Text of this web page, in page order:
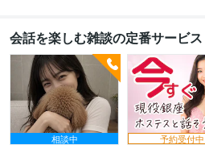
会話を楽しむ雑談の定番サービス
相談中
予約受付中